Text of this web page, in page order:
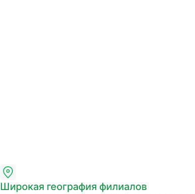
Широкая география филиалов